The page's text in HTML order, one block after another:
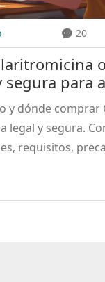
20
segura para
y dónde comprar
legal y segura.
requisitos,